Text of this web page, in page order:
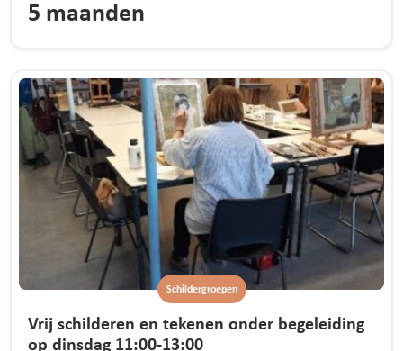
5 maanden
Schildergroepen
Vrij schilderen en tekenen onder begeleiding
op dinsdag 11:00-13:00